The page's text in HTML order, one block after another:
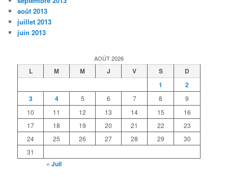
août 2013
juillet 2013
juin 2013
AOÛT 2026
L M M J V S
D
1
2
3
4 5 6 7 8
9
10
11 12 13 14 15
16
17
18 19 20 21 22
23
24
25 26 27 28 29
30
31
« Juil